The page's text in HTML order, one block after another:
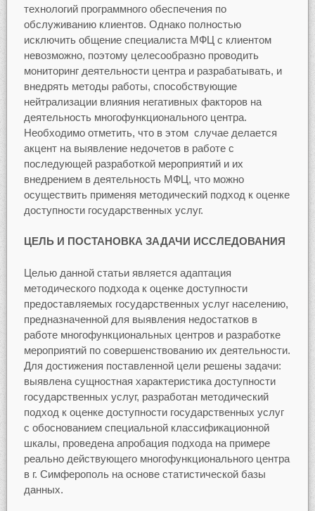
технологий программного обеспечения по
обслуживанию клиентов. Однако полностью
исключить общение специалиста МФЦ с клиентом
невозможно, поэтому целесообразно проводить
мониторинг деятельности центра и разрабатывать, и
внедрять методы работы, способствующие
нейтрализации влияния негативных факторов на
деятельность многофункционального центра.
Необходимо отметить, что в этом случае делается
акцент на выявление недочетов в работе с
последующей разработкой мероприятий и их
внедрением в деятельность МФЦ, что можно
осуществить применяя методический подход к оценке
доступности государственных услуг.
ЦЕЛЬ И ПОСТАНОВКА ЗАДАЧИ ИССЛЕДОВАНИЯ
Целью данной статьи является адаптация
методического подхода к оценке доступности
предоставляемых государственных услуг населению,
предназначенной для выявления недостатков в
работе многофункциональных центров и разработке
мероприятий по совершенствованию их деятельности.
Для достижения поставленной цели решены задачи:
выявлена сущностная характеристика доступности
государственных услуг, разработан методический
подход к оценке доступности государственных услуг
с обоснованием специальной классификационной
шкалы, проведена апробация подхода на примере
реально действующего многофункционального центра
в г. Симферополь на основе статистической базы
данных.